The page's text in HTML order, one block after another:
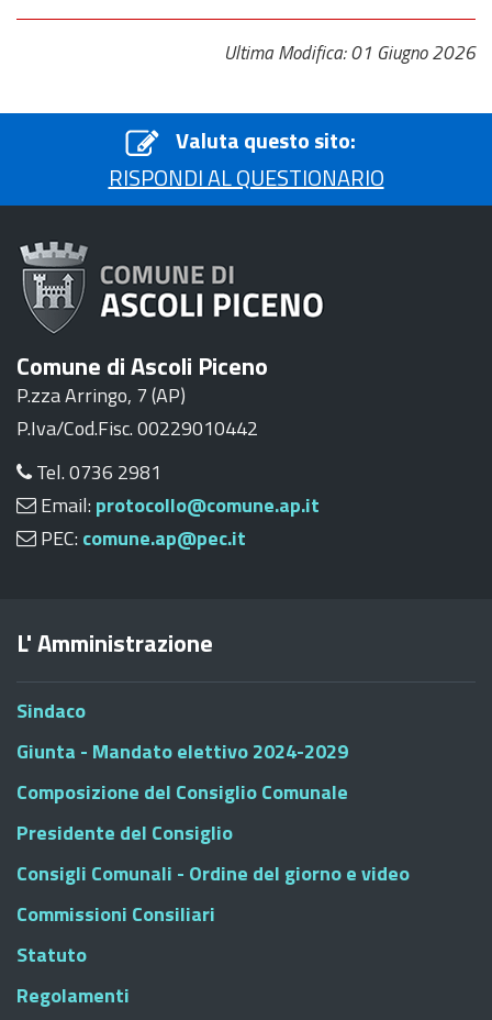
Ultima Modifica: 01 Giugno 2026
Valuta questo sito:
RISPONDI AL QUESTIONARIO
Comune di Ascoli Piceno
P.zza Arringo, 7 (AP)
P.Iva/Cod.Fisc. 00229010442
Tel. 0736 2981
Email: protocollo@comune.ap.it
PEC: comune.ap@pec.it
L' Amministrazione
Sindaco
Giunta - Mandato elettivo 2024-2029
Composizione del Consiglio Comunale
Presidente del Consiglio
Consigli Comunali - Ordine del giorno e video
Commissioni Consiliari
Statuto
Regolamenti